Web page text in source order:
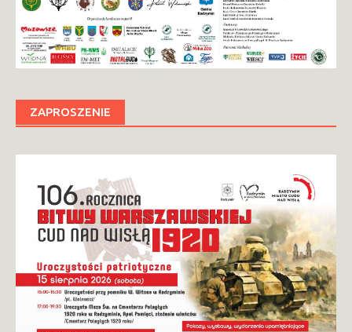
ZAPROSZENIE